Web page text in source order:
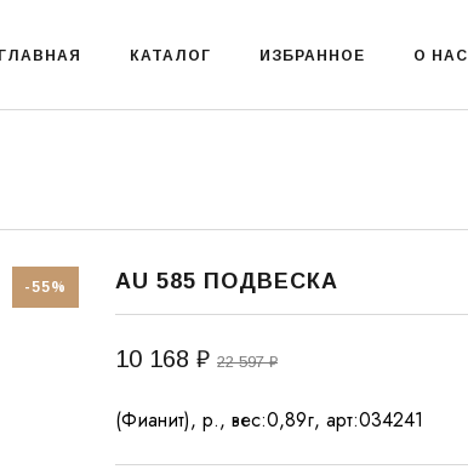
ГЛАВНАЯ КАТАЛОГ ИЗБРАННОЕ О НАС
-55% AU 585 ПОДВЕСКА
10 168 ₽ 22 597 ₽
(Фианит), р., вес:0,89г, арт:034241